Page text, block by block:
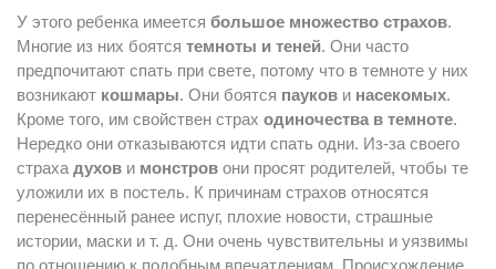
У этого ребенка имеется большое множество страхов.
Многие из них боятся темноты и теней. Они часто
предпочитают спать при свете, потому что в темноте у них
возникают кошмары. Они боятся пауков и насекомых.
Кроме того, им свойствен страх одиночества в темноте.
Нередко они отказываются идти спать одни. Из-за своего
страха духов и монстров они просят родителей, чтобы те
уложили их в постель. К причинам страхов относятся
перенесённый ранее испуг, плохие новости, страшные
истории, маски и т. д. Они очень чувствительны и уязвимы
по отношению к подобным впечатлениям. Происхождение